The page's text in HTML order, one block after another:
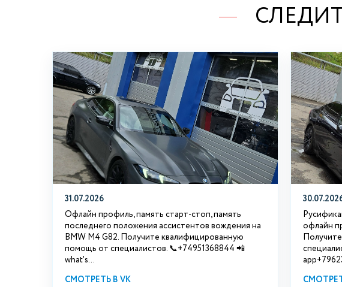
31.07.2026
Офлайн профиль, память старт-стоп, память
последнего положения ассистентов вождения на
BMW М4 G82. Получите квалифицированную
помощь от специалистов. 📞+74951368844 📲
what's...
СМОТРЕТЬ В VK
офлайн